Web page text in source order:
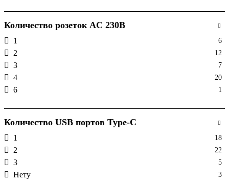
512 2
572 1
576 1
6144 1
720 1
960 1
Количество розеток AC 230В
1 6
2 12
3 7
4 20
6 1
Количество USB портов Type-C
1 18
2 22
3 5
Нету 3